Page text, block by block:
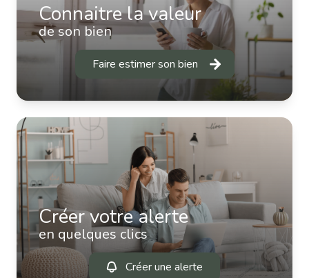
Connaitre la valeur
de son bien
Faire estimer son bien
Créer votre alerte
en quelques clics
Créer une alerte